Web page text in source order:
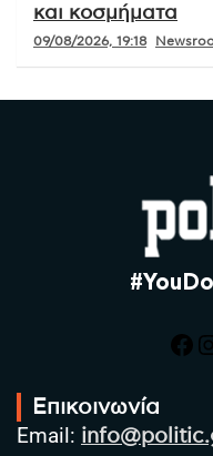
και κοσμήματα
09/08/2026, 19:18
Επικοινωνία
Email: